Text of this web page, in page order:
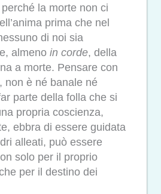
la morte non ci
prima che nel
di noi sia
almeno in corde, della
a morte. Pensare con
non è né banale né
parte della folla che si
propria coscienza,
ebbra di essere guidata
alleati, può essere
solo per il proprio
per il destino dei